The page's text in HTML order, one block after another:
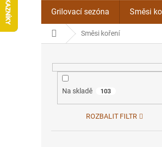
Grilovací sezóna Směsi
Domů Směsi koření
Na skladě 103
ROZBALIT FILTR